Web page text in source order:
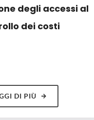
degli accessi al
dei costi
DI PIÙ